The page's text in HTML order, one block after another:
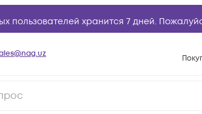
пользователей хранится 7 дней.